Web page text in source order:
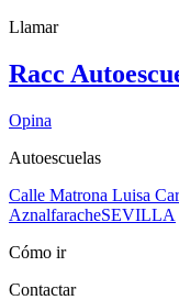
Llamar
Racc
Opina
Autoescuelas
Calle Matrona Luisa
AznalfaracheSEVILLA
Cómo ir
Contactar